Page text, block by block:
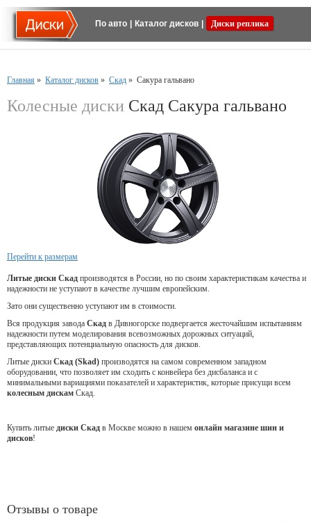
По авто Каталог дисков Диски реплика
Главная » Каталог дисков » Скад » Сакура гальвано
Колесные диски Скад Сакура гальвано
Перейти к размерам
Литые диски Скад производятся в России, но по своим характеристикам качества и
надежности не уступают в качестве лучшим европейским.
Зато они существенно уступают им в стоимости.
Вся продукция завода Скад в Дивногорске подвергается жесточайшим испытаниям
надежности путем моделирования всевозможных дорожных ситуаций,
представляющих потенциальную опасность для дисков.
Литые диски Скад (Skad) производятся на самом современном западном
оборудовании, что позволяет им сходить с конвейера без дисбаланса и с
минимальными вариациями показателей и характеристик, которые присущи всем
колесным дискам Скад.
Купить литые диски Скад в Москве можно в нашем онлайн магазине шин и
дисков!
Отзывы о товаре